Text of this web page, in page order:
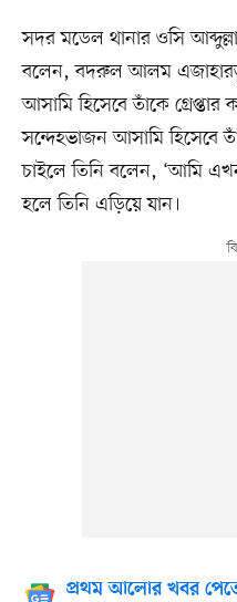
সদর মডেল থানার ওসি
বলেন, বদরুল আলম
আসামি হিসেবে তাঁকে
সন্দেহভাজন আসামি হিসেবে
চাইলে তিনি বলেন, ‘আমি
হলে তিনি এড়িয়ে যান।
প্রথম আলোর খবর